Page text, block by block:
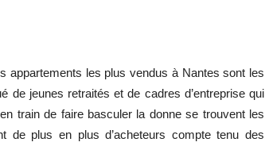
appartements les plus vendus à Nantes sont les
de jeunes retraités et de cadres d’entreprise qui
train de faire basculer la donne se trouvent les
de plus en plus d’acheteurs compte tenu des